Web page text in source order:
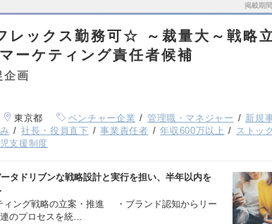
掲載期間
レックス勤務可☆ ～裁量大～戦略
ーケティング責任者候補
企画
東京都 ベンチャー企業 管理職・マネジャー
新規
社長・役員直下 事業責任者 年収600万以上
ストッ
支援制度
タドリブンな戦略設計と実行を担い、半年以内を
ィング戦略の立案・推進 ・ブランド認知からリー
のプロセスを統…